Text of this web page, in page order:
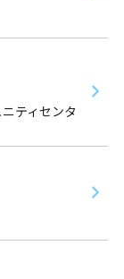
ティセンタ